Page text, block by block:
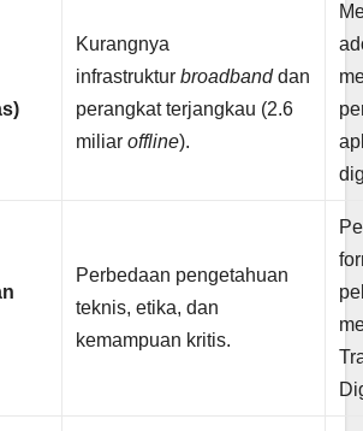
Kurangnya
infrastrukturbroadbanddan
perangkat terjangkau (2.6
miliaroffline).
Perbedaan pengetahuan
teknis, etika, dan
kemampuan kritis.